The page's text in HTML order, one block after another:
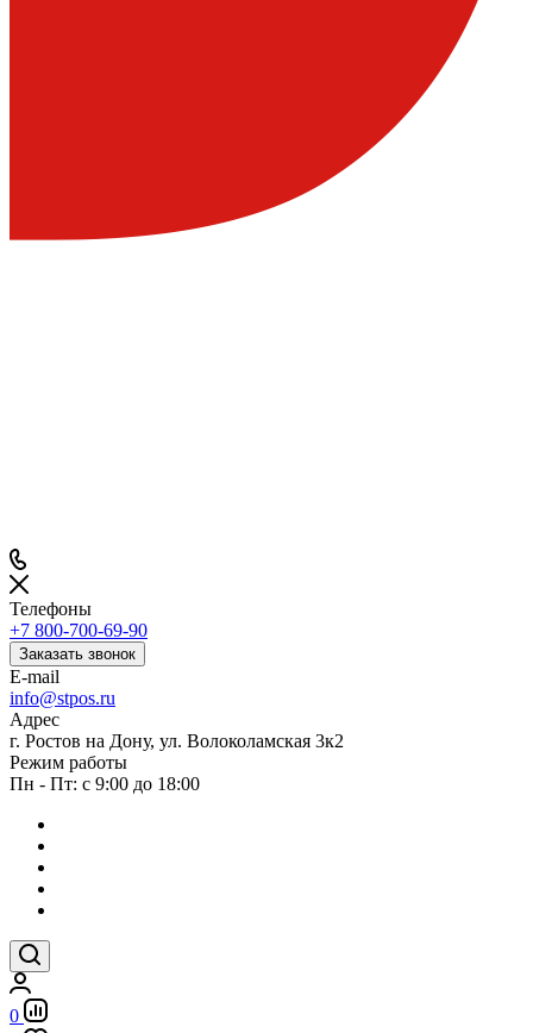
Телефоны
+7 800-700-69-90
Заказать звонок
E-mail
info@stpos.ru
Адрес
г. Ростов на Дону, ул. Волоколамская 3к2
Режим работы
Пн - Пт: с 9:00 до 18:00
0